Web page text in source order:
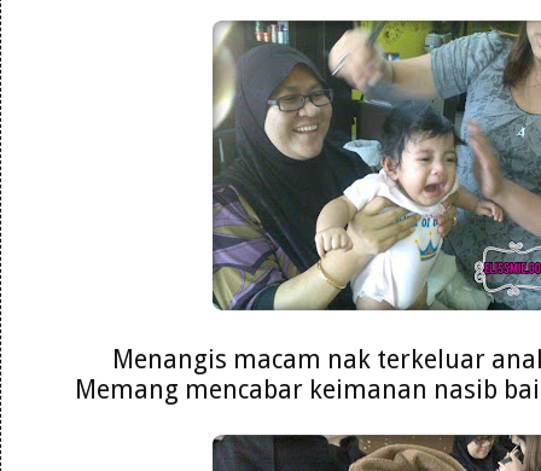
Menangis macam nak terkeluar
Memang mencabar keimanan nasib